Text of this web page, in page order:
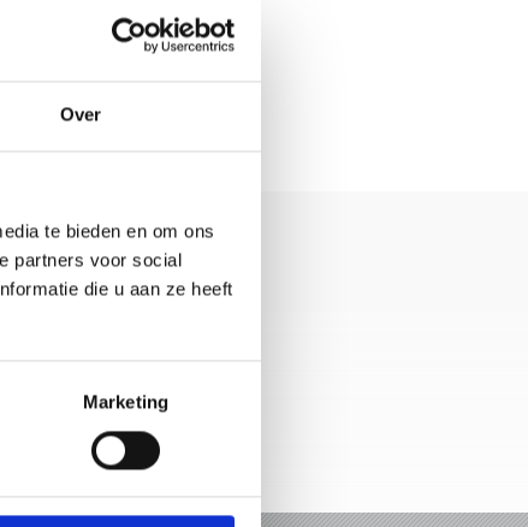
Over
te bieden en om ons
partners voor social
die u aan ze heeft
Marketing